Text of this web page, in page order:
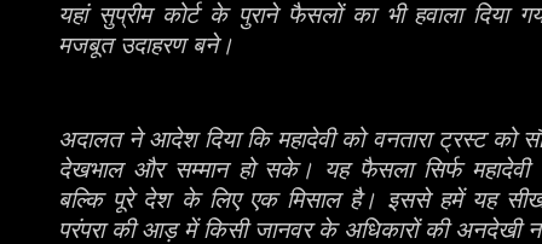
यहां सुप्रीम कोर्ट के पुराने फैसलों का भी हवाला दिया
मजबूत उदाहरण बने।
अदालत ने आदेश दिया कि महादेवी को वनतारा ट्रस्ट को
देखभाल और सम्मान हो सके। यह फैसला सिर्फ महादेवी
बल्कि पूरे देश के लिए एक मिसाल है। इससे हमें यह
परंपरा की आड़ में किसी जानवर के अधिकारों की अनदेखी